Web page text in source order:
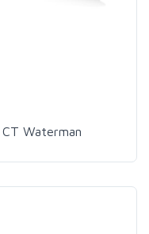
CT Waterman